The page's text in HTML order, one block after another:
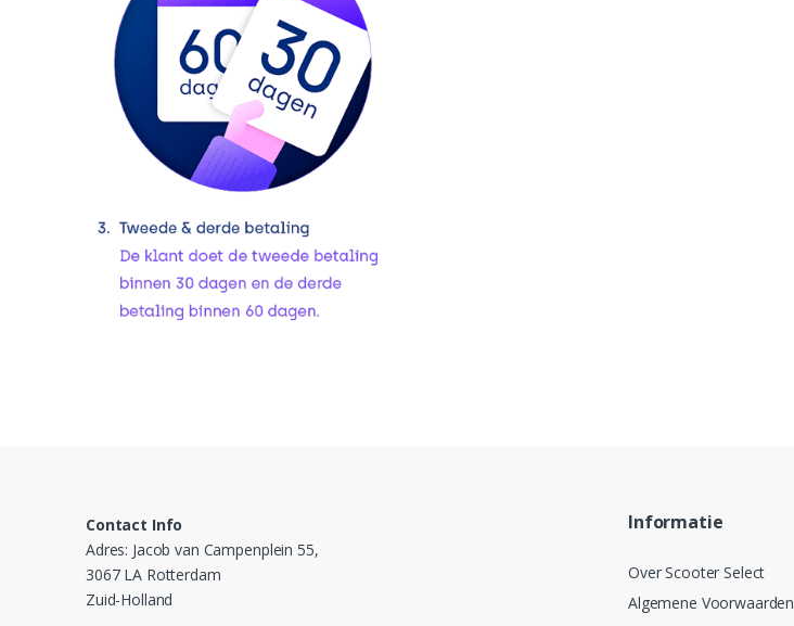
Contact Info
Adres: Jacob van Campenplein 55,
3067 LA Rotterdam
Zuid-Holland
Informatie
Over Scooter Select
Algemene Voorwaarden